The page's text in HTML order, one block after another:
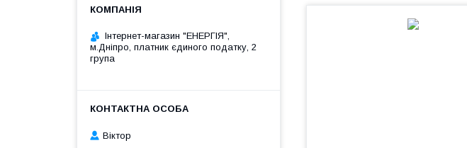
Інтернет-магазин "ЕНЕРГІЯ",
м.Дніпро, платник єдиного податку, 2
група
Віктор